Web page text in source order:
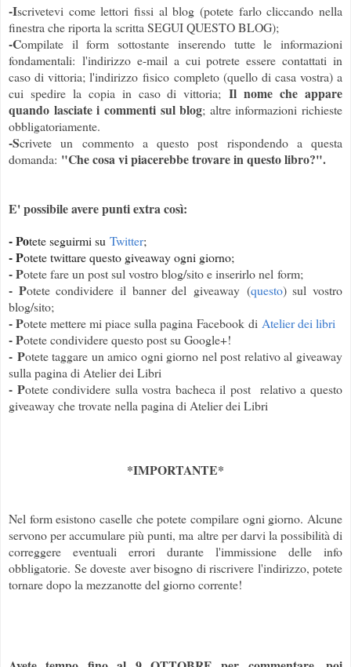
-Iscrivetevi come lettori fissi al blog (potete farlo cliccando nella
finestra che riporta la scritta SEGUI QUESTO BLOG);
-Compilate il form sottostante inserendo tutte le informazioni
fondamentali: l'indirizzo e-mail a cui potrete essere contattati in
caso di vittoria; l'indirizzo fisico completo (quello di casa vostra) a
cui spedire la copia in caso di vittoria;Il nome che appare
quando lasciate i commenti sul blog; altre informazioni richieste
obbligatoriamente.
-Scrivete un commento a questo post rispondendo a questa
domanda: "Che cosa vi piacerebbe trovare in questo libro?".
E' possibile avere punti extra così:
- Potete seguirmi su Twitter;
- Potete twittare questo giveaway ogni giorno;
- Potete fare un post sul vostro blog/sito e inserirlo nel form;
- Potete condividere il banner del giveaway (questo) sul vostro
blog/sito;
- Potete mettere mi piace sulla pagina Facebook di Atelier dei libri
- Potete condividere questo post su Google+!
- Potete taggare un amico ogni giorno nel post relativo al giveaway
sulla pagina di Atelier dei Libri
- Potete condividere sulla vostra bacheca il post relativo a questo
giveaway che trovate nella pagina di Atelier dei Libri
*IMPORTANTE*
Nel form esistono caselle che potete compilare ogni giorno. Alcune
servono per accumulare più punti, ma altre per darvi la possibilità di
correggere eventuali errori durante l'immissione delle info
obbligatorie. Se doveste aver bisogno di riscrivere l'indirizzo, potete
tornare dopo la mezzanotte del giorno corrente!